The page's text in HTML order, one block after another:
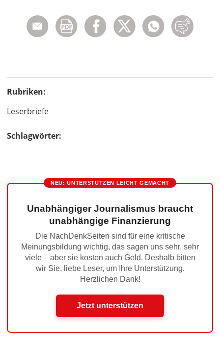
Rubriken:
Leserbriefe
Schlagwörter:
NEU: UNTERSTÜTZEN LEICHT GEMACHT
Unabhängiger Journalismus braucht
unabhängige Finanzierung
Die NachDenkSeiten sind für eine kritische
Meinungsbildung wichtig, das sagen uns sehr, sehr
viele – aber sie kosten auch Geld. Deshalb bitten
wir Sie, liebe Leser, um Ihre Unterstützung.
Herzlichen Dank!
Jetzt unterstützen